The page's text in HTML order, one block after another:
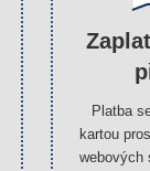
Platba
kartou
webových